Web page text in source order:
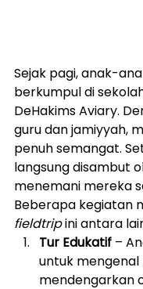
Sejak pagi, anak-
berkumpul di
DeHakims Aviary.
guru dan jamiyyah,
penuh semangat.
langsung disambut
menemani mereka
Beberapa kegiatan
fieldtrip ini antara
Tur Edukatif –
untuk mengenal
mendengarkan